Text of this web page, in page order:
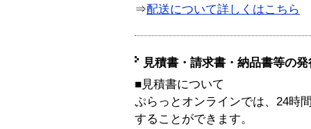
⇒配送について詳しくはこちら
見積書・請求書・納品書等の
■見積書について
ぷらっとオンラインでは、24時
することができます。